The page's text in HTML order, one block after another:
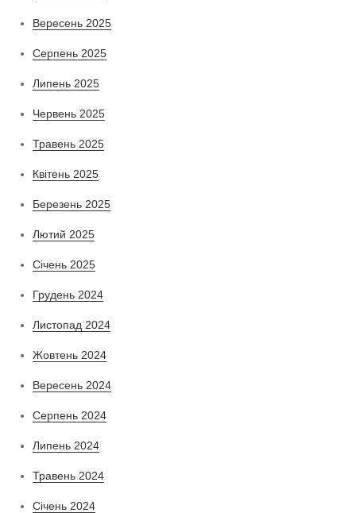
Вересень 2025
Серпень 2025
Липень 2025
Червень 2025
Травень 2025
Квітень 2025
Березень 2025
Лютий 2025
Січень 2025
Грудень 2024
Листопад 2024
Жовтень 2024
Вересень 2024
Серпень 2024
Липень 2024
Травень 2024
Січень 2024